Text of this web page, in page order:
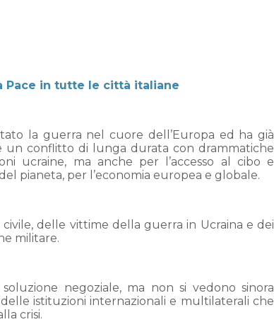
Pace in tutte le città italiane
la guerra nel cuore dell’Europa ed ha già
un conflitto di lunga durata con drammatiche
ucraine, ma anche per l’accesso al cibo e
pianeta, per l’economia europea e globale.
delle vittime della guerra in Ucraina e dei
militare.
negoziale, ma non si vedono sinora
istituzioni internazionali e multilaterali che
crisi.